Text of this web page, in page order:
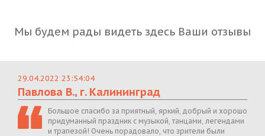
Мы будем рады видеть здесь Ваши отзывы
29.04.2022 23:54:04
Павлова В., г. Калининград
Большое спасибо за приятный, яркий, добрый и хорошо
придуманный праздник с музыкой, танцами, легендами
и трапезой! Очень порадовало, что зрители были